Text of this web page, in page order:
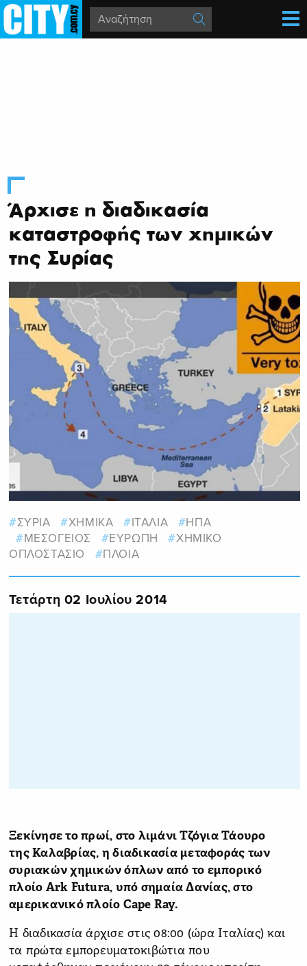
Άρχισε η διαδικασία
καταστροφής των χημικών
της Συρίας
ΣΥΡΙΑ ΧΗΜΙΚΑ ΙΤΑΛΙΑ
ΗΠΑ
ΜΕΣΟΓΕΙΟΣ
ΕΥΡΩΠΗ
ΧΗΜΙΚΟ
ΟΠΛΟΣΤΑΣΙΟ
ΠΛΟΙΑ
Τετάρτη 02 Ιουλίου 2014
Ξεκίνησε το πρωί, στο λιμάνι Τζόγια Τάουρο
της Καλαβρίας, η διαδικασία μεταφοράς των
συριακών χημικών όπλων από το εμπορικό
πλοίο Ark Futura, υπό σημαία Δανίας, στο
αμερικανικό πλοίο Cape Ray.
Η διαδικασία άρχισε στις 08:00 (ώρα Ιταλίας) και
τα πρώτα εμπορευματοκιβώτια που